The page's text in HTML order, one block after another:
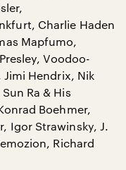
Charlie Haden
Mapfumo,
Voodoo-
Jimi Hendrix, Nik
Ra & His
Boehmer,
Igor Strawinsky, J.
Richard